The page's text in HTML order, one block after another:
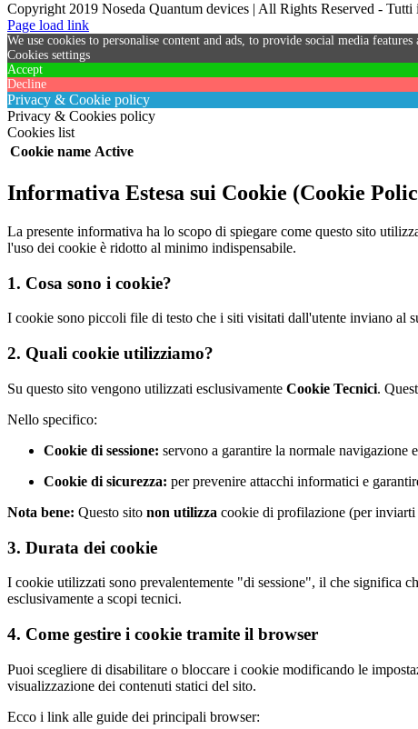
Copyright 2019 Noseda Quantum devices | All Rights Reserved -
Page load link
We use cookies to personalise content and ads, to provide social media
Cookies settings
Accept
Decline
Privacy & Cookie policy
Privacy & Cookies policy
Cookies list
Cookie name Active
Informativa Estesa sui Cookie (Cookie
La presente informativa ha lo scopo di spiegare come questo sito
l'uso dei cookie è ridotto al minimo indispensabile.
1. Cosa sono i cookie?
I cookie sono piccoli file di testo che i siti visitati dall'utente inviano al
2. Quali cookie utilizziamo?
Su questo sito vengono utilizzati esclusivamente Cookie Tecnici.
Nello specifico:
Cookie di sessione: servono a garantire la normale navigazione
Cookie di sicurezza: per prevenire attacchi informatici e
Nota bene: Questo sito non utilizza cookie di profilazione (per
3. Durata dei cookie
I cookie utilizzati sono prevalentemente "di sessione", il che significa
esclusivamente a scopi tecnici.
4. Come gestire i cookie tramite il browser
Puoi scegliere di disabilitare o bloccare i cookie modificando le
visualizzazione dei contenuti statici del sito.
Ecco i link alle guide dei principali browser: